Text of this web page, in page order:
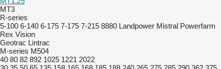
MT3
R-series
5-100 6-140 6-175 7-175 7-215 8880 Landpower Mistral Powerfarm
Rex Vision
Geotrac Lintrac
M-series M504
40 80 82 892 1025 1221 2022